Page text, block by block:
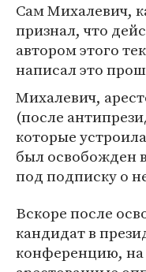
Сам Михалевич,
признал, что
автором этого
написал это
Михалевич,
(после
которые
был освобожден
под подписку о
Вскоре после
кандидат в
конференцию, на